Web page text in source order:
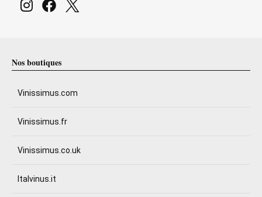
Nos boutiques
Vinissimus.com
Vinissimus.fr
Vinissimus.co.uk
Italvinus.it